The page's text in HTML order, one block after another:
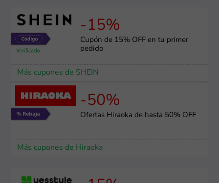
-15%
Cupón de 15% OFF en tu primer
pedido
Más cupones de SHEIN
-50%
Ofertas Hiraoka de hasta 50% OFF
Más cupones de Hiraoka